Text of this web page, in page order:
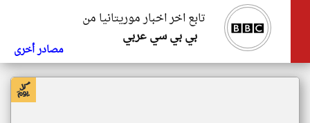
تابع اخر اخبار موريتانيا من
بي بي سي عربي
مصادر أخرى